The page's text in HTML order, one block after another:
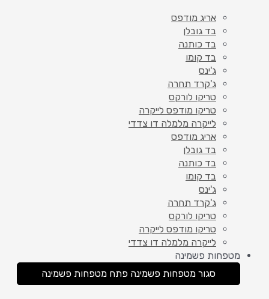
אריג מודפס
בד גובלן
בד כותנה
בד קומו
ג'ינס
ג'קרד תחרה
טריקו לורקס
טריקו מודפס לייקרה
לייקרה מלמלה דו צדדי
אריג מודפס
בד גובלן
בד כותנה
בד קומו
ג'ינס
ג'קרד תחרה
טריקו לורקס
טריקו מודפס לייקרה
לייקרה מלמלה דו צדדי
מטפחות פשמינה
סגור מטפחות פשמינה פתח מטפחות פשמינה